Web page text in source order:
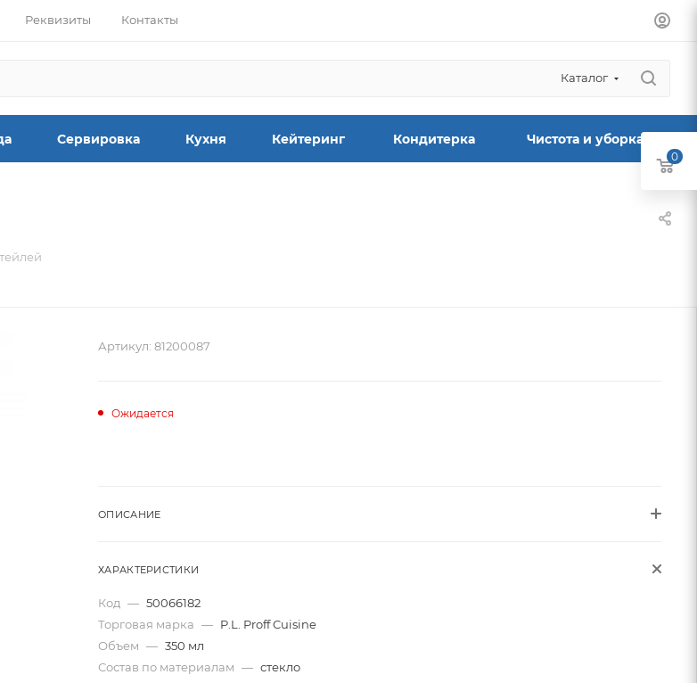
Реквизиты Контакты
Каталог
Сервировка Кухня Кейтеринг Кондитерка Чистота и уборка
Артикул: 81200087
Ожидается
ОПИСАНИЕ
ХАРАКТЕРИСТИКИ
Код — 50066182
Торговая марка — P.L. Proff Cuisine
Объем — 350 мл
Состав по материалам — стекло
0